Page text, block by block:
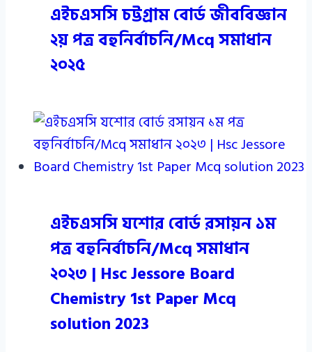
এইচএসসি চট্টগ্রাম বোর্ড জীববিজ্ঞান
২য় পত্র বহুনির্বাচনি/Mcq সমাধান
২০২৫
এইচএসসি যশোর বোর্ড রসায়ন ১ম
পত্র বহুনির্বাচনি/Mcq সমাধান
২০২৩ | Hsc Jessore Board
Chemistry 1st Paper Mcq
solution 2023